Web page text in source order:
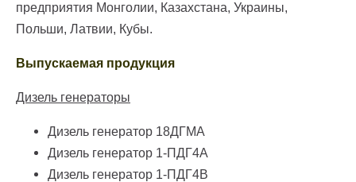
предприятия Монголии, Казахстана, Украины,
Польши, Латвии, Кубы.
Выпускаемая продукция
Дизель генераторы
Дизель генератор 18ДГМА
Дизель генератор 1-ПДГ4А
Дизель генератор 1-ПДГ4В